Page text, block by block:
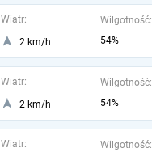
Wiatr:
2 km/h
Wilgotność:
54%
Wiatr:
2 km/h
Wilgotność:
54%
Wiatr:
Wilgotność: